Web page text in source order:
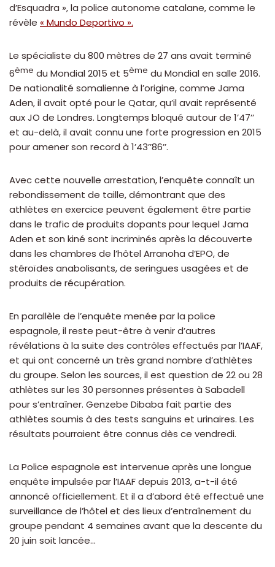
d’Esquadra », la police autonome catalane, comme le
révèle « Mundo Deportivo ».
Le spécialiste du 800 mètres de 27 ans avait terminé
6ème du Mondial 2015 et 5ème du Mondial en salle 2016.
De nationalité somalienne à l’origine, comme Jama
Aden, il avait opté pour le Qatar, qu’il avait représenté
aux JO de Londres. Longtemps bloqué autour de 1’47’’
et au-delà, il avait connu une forte progression en 2015
pour amener son record à 1’43’’86’’.
Avec cette nouvelle arrestation, l’enquête connaît un
rebondissement de taille, démontrant que des
athlètes en exercice peuvent également être partie
dans le trafic de produits dopants pour lequel Jama
Aden et son kiné sont incriminés après la découverte
dans les chambres de l’hôtel Arranoha d’EPO, de
stéroïdes anabolisants, de seringues usagées et de
produits de récupération.
En parallèle de l’enquête menée par la police
espagnole, il reste peut-être à venir d’autres
révélations à la suite des contrôles effectués par l’IAAF,
et qui ont concerné un très grand nombre d’athlètes
du groupe. Selon les sources, il est question de 22 ou 28
athlètes sur les 30 personnes présentes à Sabadell
pour s’entraîner. Genzebe Dibaba fait partie des
athlètes soumis à des tests sanguins et urinaires. Les
résultats pourraient être connus dès ce vendredi.
La Police espagnole est intervenue après une longue
enquête impulsée par l’IAAF depuis 2013, a-t-il été
annoncé officiellement. Et il a d’abord été effectué une
surveillance de l’hôtel et des lieux d’entraînement du
groupe pendant 4 semaines avant que la descente du
20 juin soit lancée…